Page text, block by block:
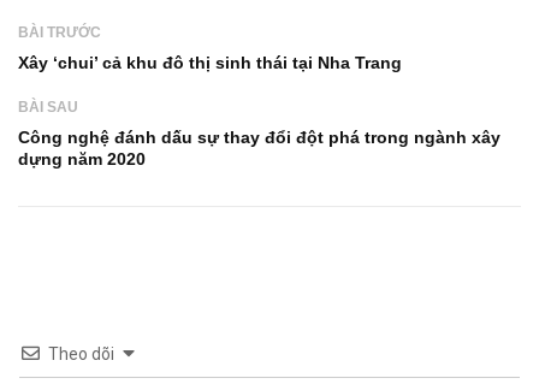
BÀI TRƯỚC
Xây ‘chui’ cả khu đô thị sinh thái tại Nha Trang
BÀI SAU
Công nghệ đánh dấu sự thay đổi đột phá trong ngành xây
dựng năm 2020
Theo dõi